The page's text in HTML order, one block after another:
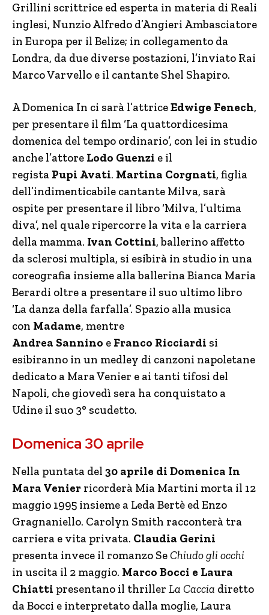
Grillini scrittrice ed esperta in materia di Reali
inglesi, Nunzio Alfredo d’Angieri Ambasciatore
in Europa per il Belize; in collegamento da
Londra, da due diverse postazioni, l’inviato Rai
Marco Varvello e il cantante Shel Shapiro.
A Domenica In ci sarà l’attriceEdwige Fenech,
per presentare il film ‘La quattordicesima
domenica del tempo ordinario’, con lei in studio
anche l’attore Lodo Guenzi e il
regista Pupi Avati. Martina Corgnati, figlia
dell’indimenticabile cantante Milva, sarà
ospite per presentare il libro ‘Milva, l’ultima
diva’, nel quale ripercorre la vita e la carriera
della mamma. Ivan Cottini, ballerino affetto
da sclerosi multipla, si esibirà in studio in una
coreografia insieme alla ballerina Bianca Maria
Berardi oltre a presentare il suo ultimo libro
‘La danza della farfalla’. Spazio alla musica
con Madame, mentre
Andrea Sannino e Franco Ricciardi si
esibiranno in un medley di canzoni napoletane
dedicato a Mara Venier e ai tanti tifosi del
Napoli, che giovedì sera ha conquistato a
Udine il suo 3° scudetto.
Domenica 30 aprile
Nella puntata del 30 aprile di Domenica In
Mara Venier ricorderà Mia Martini morta il 12
maggio 1995 insieme a Leda Bertè ed Enzo
Gragnaniello. Carolyn Smith racconterà tra
carriera e vita privata. Claudia Gerini
presenta invece il romanzo SeChiudo gli occhi
in uscita il 2 maggio. Marco Bocci e Laura
Chiatti presentano il thriller La Caccia diretto
da Bocci e interpretato dalla moglie, Laura